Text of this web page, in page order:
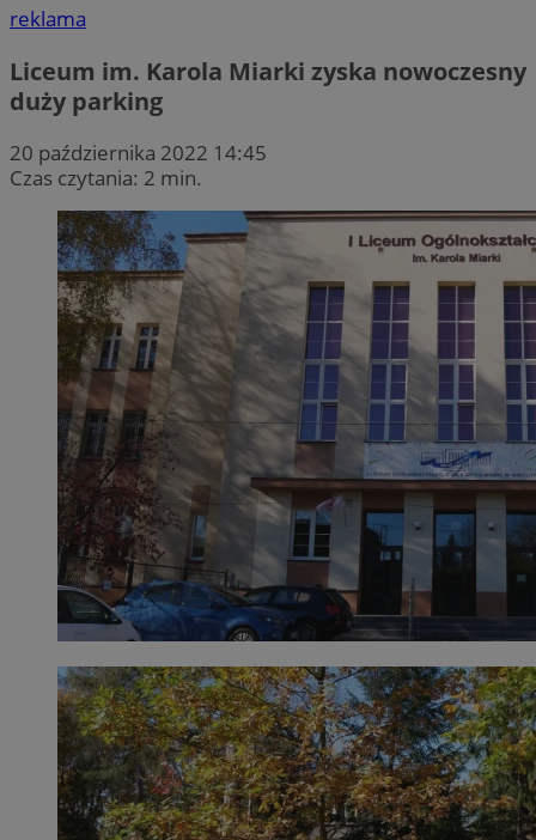
reklama
Liceum im. Karola Miarki zyska nowoczesny
duży parking
20 października 2022 14:45
Czas czytania: 2 min.